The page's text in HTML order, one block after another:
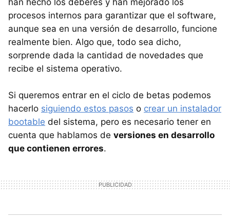
procesos internos para garantizar que el software,
aunque sea en una versión de desarrollo, funcione
realmente bien. Algo que, todo sea dicho,
sorprende dada la cantidad de novedades que
recibe el sistema operativo.
Si queremos entrar en el ciclo de betas podemos
hacerlo siguiendo estos pasos o crear un instalador
bootable del sistema, pero es necesario tener en
cuenta que hablamos de versiones en desarrollo
que contienen errores.